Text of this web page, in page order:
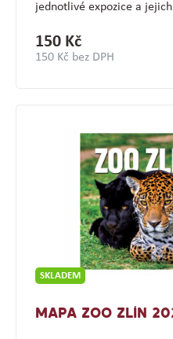
jednotlivé expozice a
150 Kč
150 Kč bez DPH
SKLADEM
MAPA ZOO ZLÍN